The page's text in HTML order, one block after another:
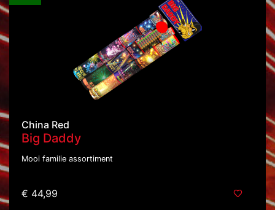
China Red
Big Daddy
Mooi familie assortiment
€ 44,99